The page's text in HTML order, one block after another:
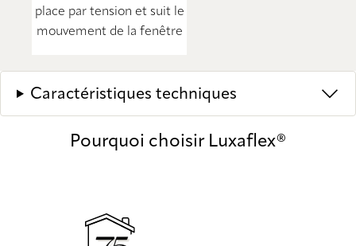
place par tension et suit le
mouvement de la fenêtre
Caractéristiques techniques
Pourquoi choisir Luxaflex®